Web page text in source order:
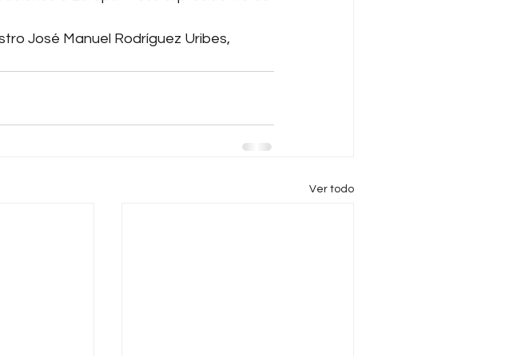
José Manuel Rodríguez Uribes,
Ver todo